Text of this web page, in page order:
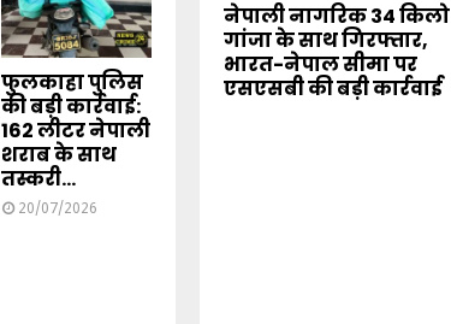
नेपाली नागरिक 34 किलो
गांजा के साथ गिरफ्तार,
भारत-नेपाल सीमा पर
एसएसबी की बड़ी कार्रवाई
फुलकाहा पुलिस
की बड़ी कार्रवाई:
162 लीटर नेपाली
शराब के साथ
तस्करी...
20/07/2026